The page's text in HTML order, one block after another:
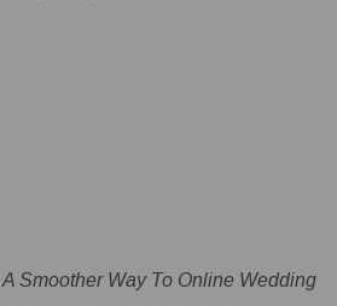
Smoother Way To Online Wedding